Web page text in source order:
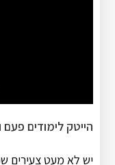
הייטק לימודים פעם
יש לא מעט צעירים